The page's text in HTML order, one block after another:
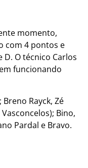
momento,
com 4 pontos e
O técnico Carlos
funcionando
Rayck, Zé
Bino,
Pardal e Bravo.